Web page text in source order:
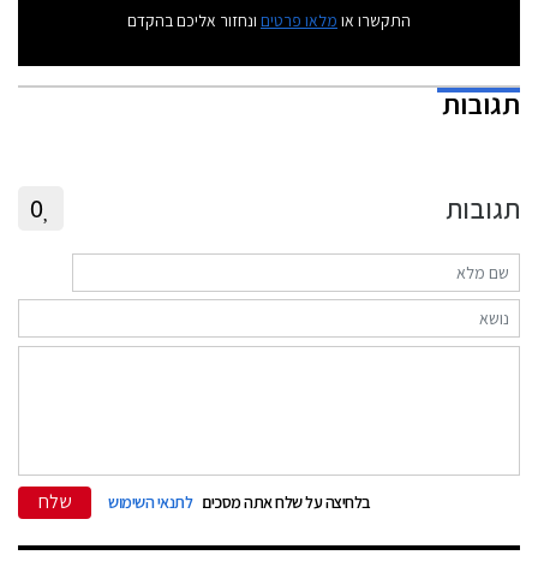
התקשרו או מלאו פרטים ונחזור אליכם בהקדם
תגובות
תגובות 0
בלחיצה על שלח אתה מסכים לתנאי השימוש שלח